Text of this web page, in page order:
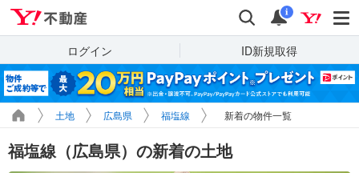
検索 通知
i
ログイン ID新規取得
土地 広島県 福塩線 新着の物件一覧
福塩線（広島県）の新着の土地